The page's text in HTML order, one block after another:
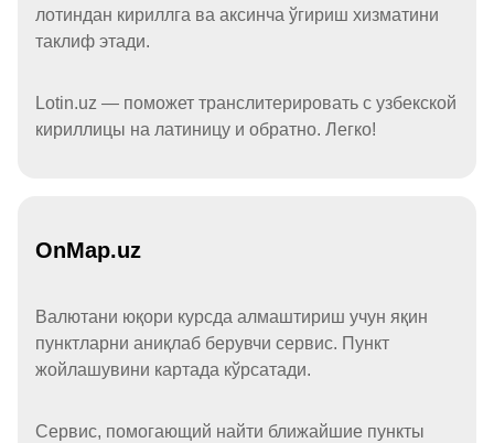
лотиндан кириллга ва аксинча ўгириш хизматини
таклиф этади.
Lotin.uz — поможет транслитерировать с узбекской
кириллицы на латиницу и обратно. Легко!
OnMap.uz
Валютани юқори курсда алмаштириш учун яқин
пунктларни аниқлаб берувчи сервис. Пункт
жойлашувини картада кўрсатади.
Сервис, помогающий найти ближайшие пункты